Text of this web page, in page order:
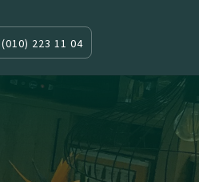
(010) 223 11 04